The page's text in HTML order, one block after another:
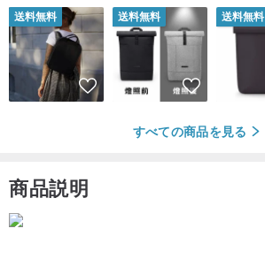
送料無料 送料無料 送料無料
すべての商品を見る
商品説明